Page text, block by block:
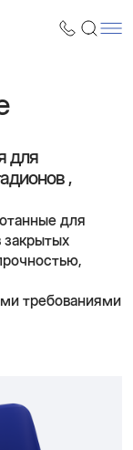
для
,
для
закрытых
требованиями